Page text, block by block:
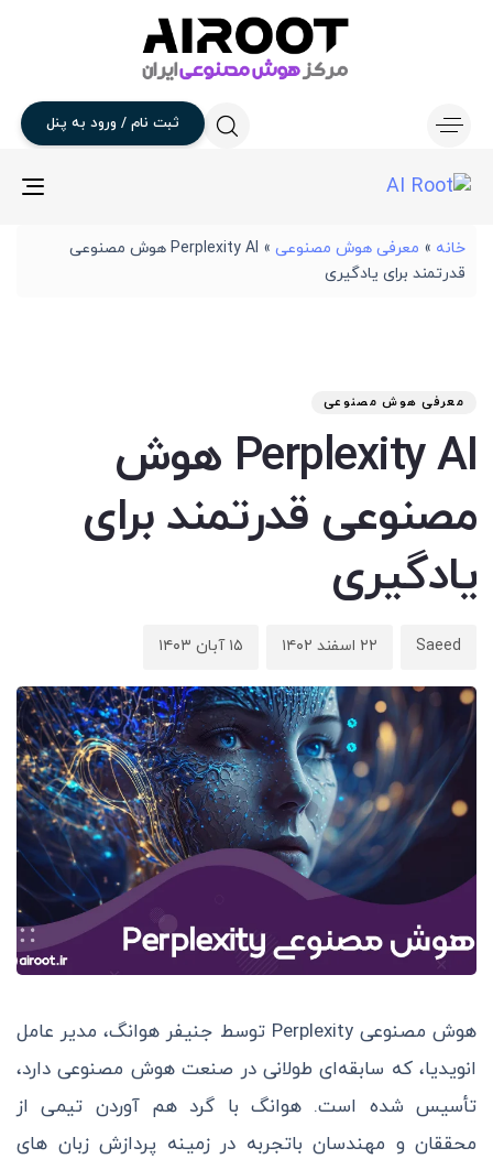
ثبت نام / ورود به پنل
خانه » معرفی هوش مصنوعی »
Perplexity AI هوش مصنوعی
قدرتمند برای یادگیری
معرفی هوش مصنوعی
Perplexity AI هوش
مصنوعی قدرتمند برای
یادگیری
Saeed ۲۲ اسفند ۱۴۰۲ ۱۵ آبان ۱۴۰۳
هوش مصنوعی Perplexity توسط جنیفر هوانگ، مدیر عامل
انویدیا، که سابقه‌ای طولانی در صنعت هوش مصنوعی دارد،
تأسیس شده است. هوانگ با گرد هم آوردن تیمی از
محققان و مهندسان باتجربه در زمینه پردازش زبان های